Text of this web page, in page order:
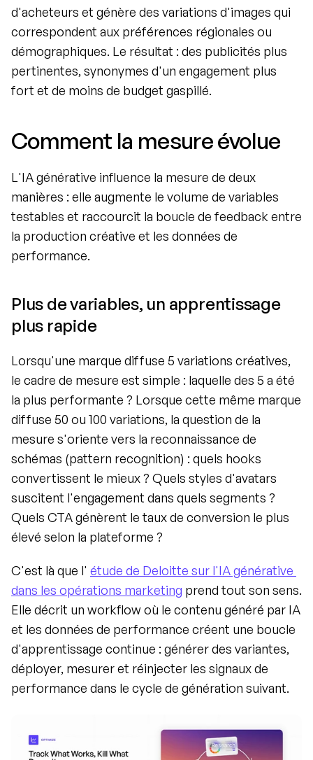
d'acheteurs et génère des variations d'images qui
correspondent aux préférences régionales ou
démographiques. Le résultat : des publicités plus
pertinentes, synonymes d'un engagement plus
fort et de moins de budget gaspillé.
Comment la mesure évolue
L'IA générative influence la mesure de deux
manières : elle augmente le volume de variables
testables et raccourcit la boucle de feedback entre
la production créative et les données de
performance.
Plus de variables, un apprentissage
plus rapide
Lorsqu'une marque diffuse 5 variations créatives,
le cadre de mesure est simple : laquelle des 5 a été
la plus performante ? Lorsque cette même marque
diffuse 50 ou 100 variations, la question de la
mesure s'oriente vers la reconnaissance de
schémas (pattern recognition) : quels hooks
convertissent le mieux ? Quels styles d'avatars
suscitent l'engagement dans quels segments ?
Quels CTA génèrent le taux de conversion le plus
élevé selon la plateforme ?
C'est là que l' étude de Deloitte sur l'IA générative
dans les opérations marketing prend tout son sens.
Elle décrit un workflow où le contenu généré par IA
et les données de performance créent une boucle
d'apprentissage continue : générer des variantes,
déployer, mesurer et réinjecter les signaux de
performance dans le cycle de génération suivant.